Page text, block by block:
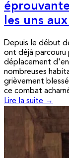
les uns
Depuis le début
ont déjà parcouru
déplacement
nombreuses
grièvement
ce combat
Lire la suite →